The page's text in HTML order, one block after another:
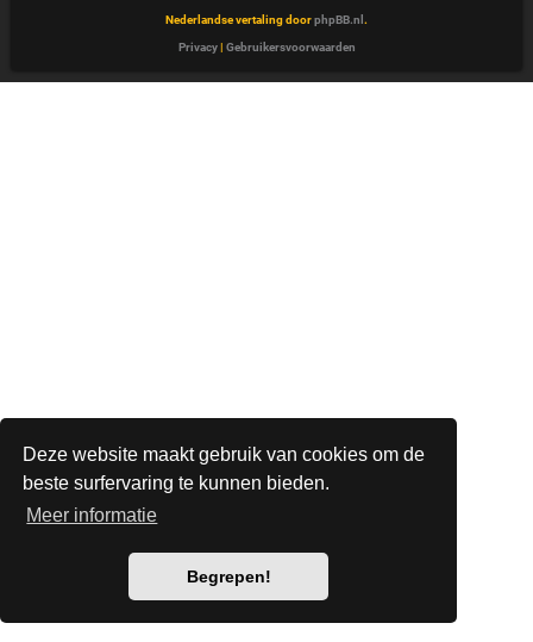
Deze website maakt gebruik van cookies om de
beste surfervaring te kunnen bieden.
Meer informatie
Begrepen!
Nederlandse vertaling doorphpBB.nl .
Privacy| Gebruikersvoorwaarden